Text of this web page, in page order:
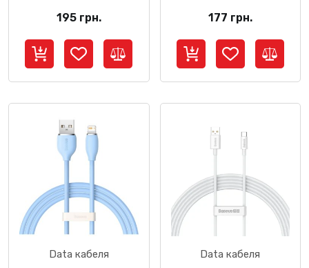
195 грн.
177 грн.
Data кабеля Data кабеля